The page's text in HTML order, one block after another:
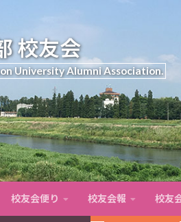
校友会
University Alumni Association.
校友会便り 校友会報 校友